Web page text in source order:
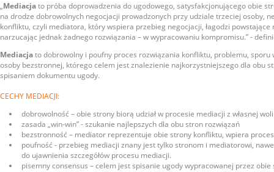
„Mediacjato próba doprowadzenia do ugodowego, satysfakcjonującego obie
na drodze dobrowolnych negocjacji prowadzonych przy udziale trzeciej osoby,
konfliktu, czyli mediatora, który wspiera przebieg negocjacji, łagodzi powstające
narzucając jednak żadnego rozwiązania – w wypracowaniu kompromisu.” -
Mediacjato dobrowolny i poufny proces rozwiązania konfliktu, problemu, sporu
osoby bezstronnej, którego celem jest znalezienie najkorzystniejszego dla obu
spisaniem dokumentu ugody.
CECHY MEDIACJI:
dobrowolność – obie strony biorą udział w procesie mediacji z własnej woli
zasada „win-win” - szukanie najlepszych dla obu stron rozwiązań
bezstronność – mediator reprezentuje obie strony konfliktu, wpiera
poufność - przebieg mediacji znany jest tylko stronom i mediatorowi,
do ujawnienia szczegółów procesu mediacji.
pisemny consensus – celem jest spisanie ugody wypracowanej przez obie